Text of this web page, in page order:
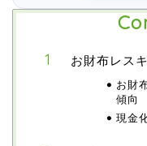
お財布レス
お財
傾向
現金